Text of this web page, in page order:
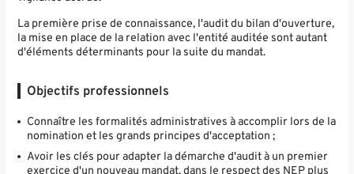
La première prise de connaissance, l'audit du bilan d'ouverture,
la mise en place de la relation avec l'entité auditée sont autant
d'éléments déterminants pour la suite du mandat.
Objectifs professionnels
Connaître les formalités administratives à accomplir lors de la
nomination et les grands principes d'acceptation ;
Avoir les clés pour adapter la démarche d'audit à un premier
exercice d'un nouveau mandat, dans le respect des NEP plus